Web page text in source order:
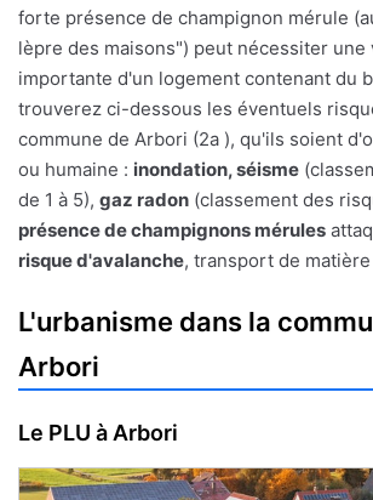
forte présence de champignon mérule
lèpre des maisons") peut nécessiter une
importante d'un logement contenant du
trouverez ci-dessous les éventuels
commune de Arbori (2a ), qu'ils soient
ou humaine : inondation, séisme
de 1 à 5), gaz radon (classement des
présence de champignons mérules
risque d'avalanche, transport de
L'urbanisme dans la
Arbori
Le PLU à Arbori